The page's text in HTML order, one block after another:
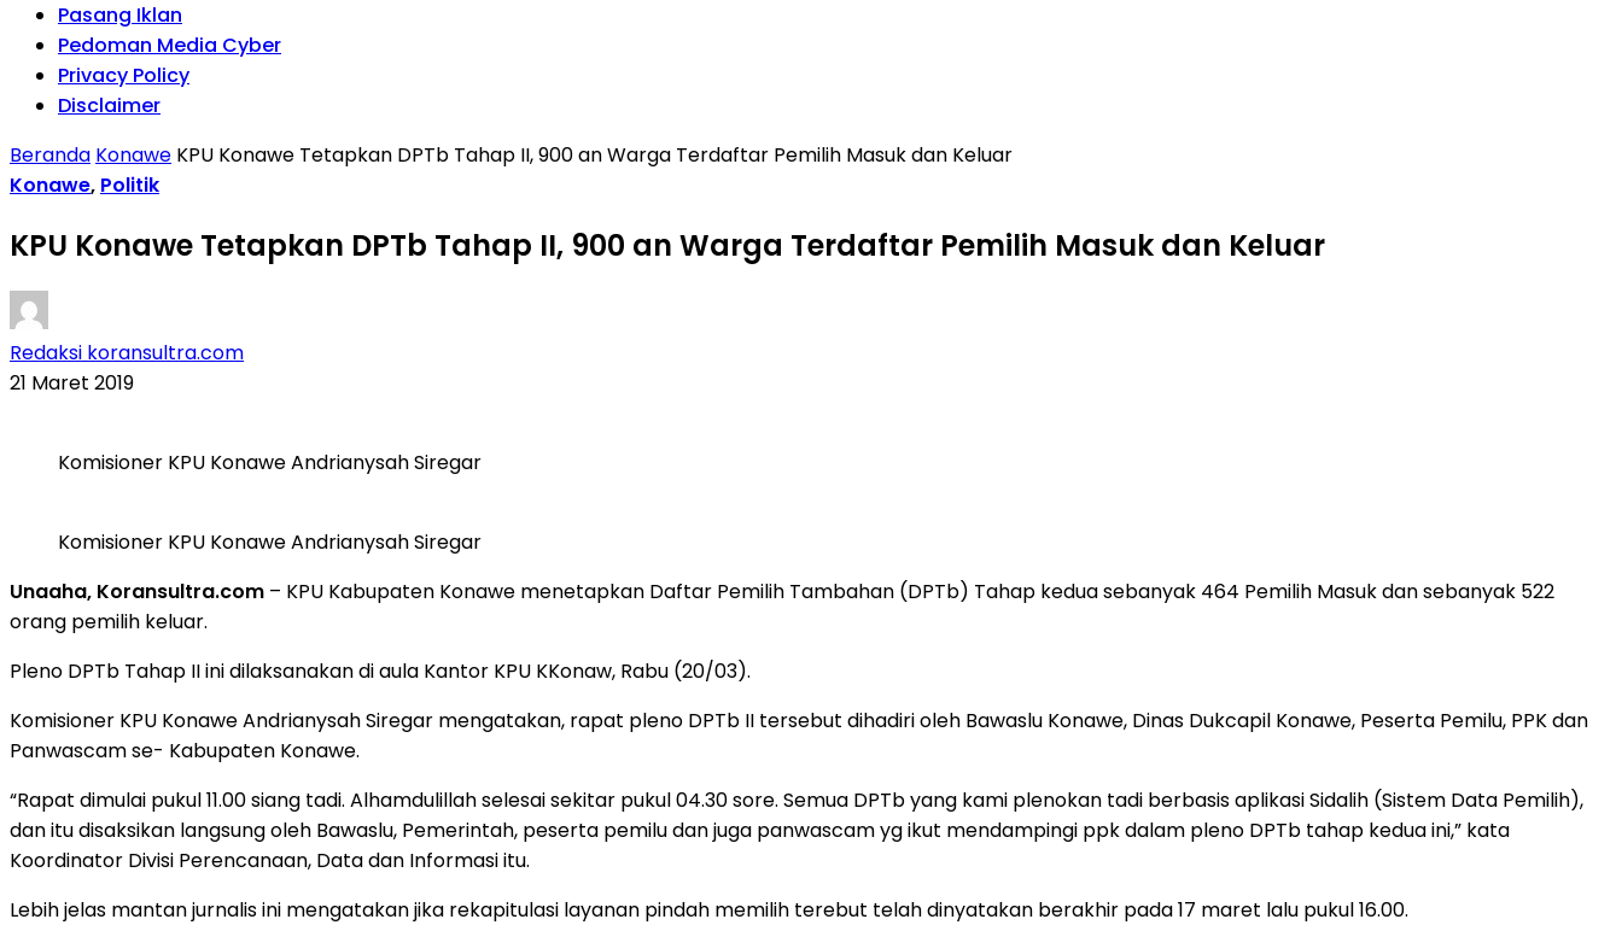
Pasang Iklan
Pedoman Media Cyber
Privacy Policy
Disclaimer
Beranda Konawe KPU Konawe Tetapkan DPTb Tahap II, 900 an Warga Terdaftar Pemilih Masuk dan Keluar
Konawe, Politik
KPU Konawe Tetapkan DPTb Tahap II, 900 an Warga Terdaftar Pemilih Masuk dan Keluar
Redaksi koransultra.com
21 Maret 2019
Komisioner KPU Konawe Andrianysah Siregar
Komisioner KPU Konawe Andrianysah Siregar
Unaaha, Koransultra.com – KPU Kabupaten Konawe menetapkan Daftar Pemilih Tambahan (DPTb) Tahap kedua sebanyak 464 Pemilih Masuk dan sebanyak 522
orang pemilih keluar.
Pleno DPTb Tahap II ini dilaksanakan di aula Kantor KPU KKonaw, Rabu (20/03).
Komisioner KPU Konawe Andrianysah Siregar mengatakan, rapat pleno DPTb II tersebut dihadiri oleh Bawaslu Konawe, Dinas Dukcapil Konawe, Peserta Pemilu, PPK dan
Panwascam se- Kabupaten Konawe.
“Rapat dimulai pukul 11.00 siang tadi. Alhamdulillah selesai sekitar pukul 04.30 sore. Semua DPTb yang kami plenokan tadi berbasis aplikasi Sidalih (Sistem Data Pemilih),
dan itu disaksikan langsung oleh Bawaslu, Pemerintah, peserta pemilu dan juga panwascam yg ikut mendampingi ppk dalam pleno DPTb tahap kedua ini,” kata
Koordinator Divisi Perencanaan, Data dan Informasi itu.
Lebih jelas mantan jurnalis ini mengatakan jika rekapitulasi layanan pindah memilih terebut telah dinyatakan berakhir pada 17 maret lalu pukul 16.00.